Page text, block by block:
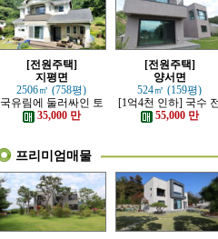
[전원주택]
지평면
2506㎡ (758평)
국유림에 둘러싸인 토
지 넓은 전원주택
35,000 만
[전원주택]
양서면
524㎡ (159평)
[1억4천 인하] 국수
철역 인근 제대로 잘
은 신축 전원주택
55,000 만
프리미엄매물